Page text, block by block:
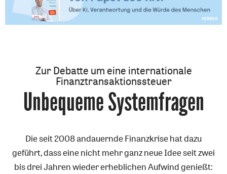
Zur Debatte um eine internationale
Finanztransaktionssteuer
:
Unbequeme Systemfragen
Die seit 2008 andauernde Finanzkrise hat dazu
geführt, dass eine nicht mehr ganz neue Idee seit zwei
bis drei Jahren wieder erheblichen Aufwind genießt: